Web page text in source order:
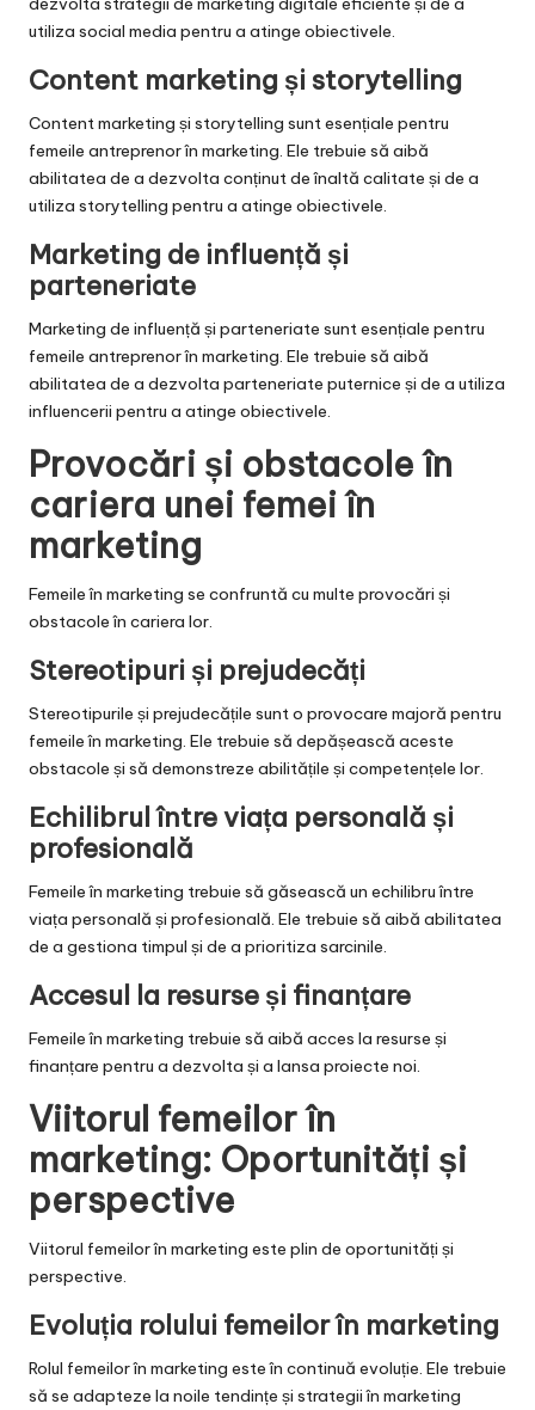
utiliza social media pentru a atinge obiectivele.
Content marketing și storytelling
Content marketing și storytelling sunt esențiale pentru
femeile antreprenor în marketing. Ele trebuie să aibă
abilitatea de a dezvolta conținut de înaltă calitate și de a
utiliza storytelling pentru a atinge obiectivele.
Marketing de influență și
parteneriate
Marketing de influență și parteneriate sunt esențiale pentru
femeile antreprenor în marketing. Ele trebuie să aibă
abilitatea de a dezvolta parteneriate puternice și de a utiliza
influencerii pentru a atinge obiectivele.
Provocări și obstacole în
cariera unei femei în
marketing
Femeile în marketing se confruntă cu multe provocări și
obstacole în cariera lor.
Stereotipuri și prejudecăți
Stereotipurile și prejudecățile sunt o provocare majoră pentru
femeile în marketing. Ele trebuie să depășească aceste
obstacole și să demonstreze abilitățile și competențele lor.
Echilibrul între viața personală și
profesională
Femeile în marketing trebuie să găsească un echilibru între
viața personală și profesională. Ele trebuie să aibă abilitatea
de a gestiona timpul și de a prioritiza sarcinile.
Accesul la resurse și finanțare
Femeile în marketing trebuie să aibă acces la resurse și
finanțare pentru a dezvolta și a lansa proiecte noi.
Viitorul femeilor în
marketing: Oportunități și
perspective
Viitorul femeilor în marketing este plin de oportunități și
perspective.
Evoluția rolului femeilor în marketing
Rolul femeilor în marketing este în continuă evoluție. Ele trebuie
să se adapteze la noile tendințe și strategii în marketing